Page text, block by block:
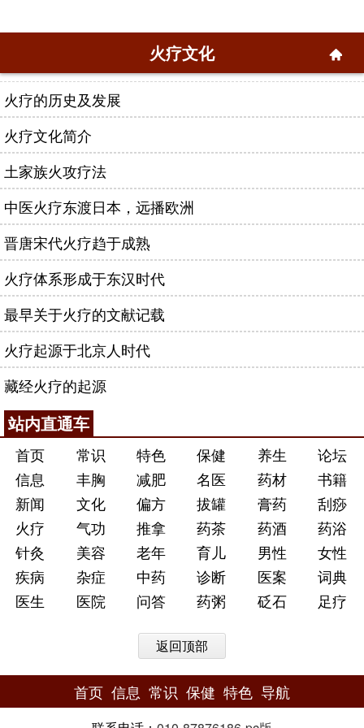
火疗文化
火疗的历史及发展
火疗文化简介
土家族火攻疗法
中医火疗东渡日本，远播欧洲
晋唐宋代火疗趋于成熟
火疗体系形成于东汉时代
最早关于火疗的文献记载
火疗起源于北京人时代
藏经火疗的起源
站内直通车
首页 常识 特色 保健 养生
论坛
信息
丰胸 减肥 名医 药材
书籍
新闻
文化 偏方 拔罐 膏药
刮痧
火疗
气功 推拿 药茶 药酒
药浴
针灸
美容 老年 育儿 男性
女性
疾病
杂症 中药 诊断 医案
词典
医生
医院 问答 药粥 砭石 足疗
返回顶部
首页 信息 常识 保健 特色 导航